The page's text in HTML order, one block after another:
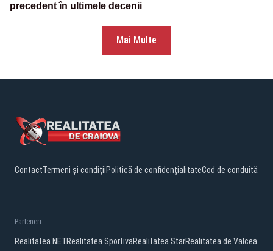
precedent în ultimele decenii
Mai Multe
ContactTermeni și condițiiPolitică de confidențialitateCod de conduită
Parteneri:
Realitatea.NETRealitatea SportivaRealitatea StarRealitatea de Valcea